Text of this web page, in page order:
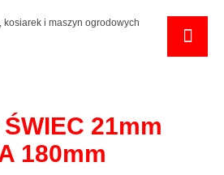
21mm
180mm